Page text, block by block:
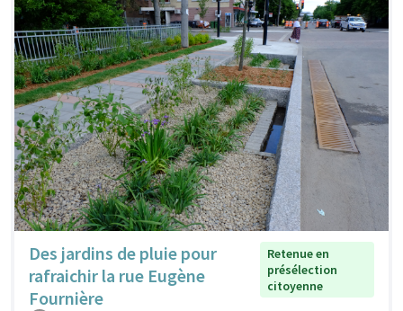
Des jardins de pluie pour
rafraichir la rue Eugène
Fournière
Retenue en
présélection
citoyenne